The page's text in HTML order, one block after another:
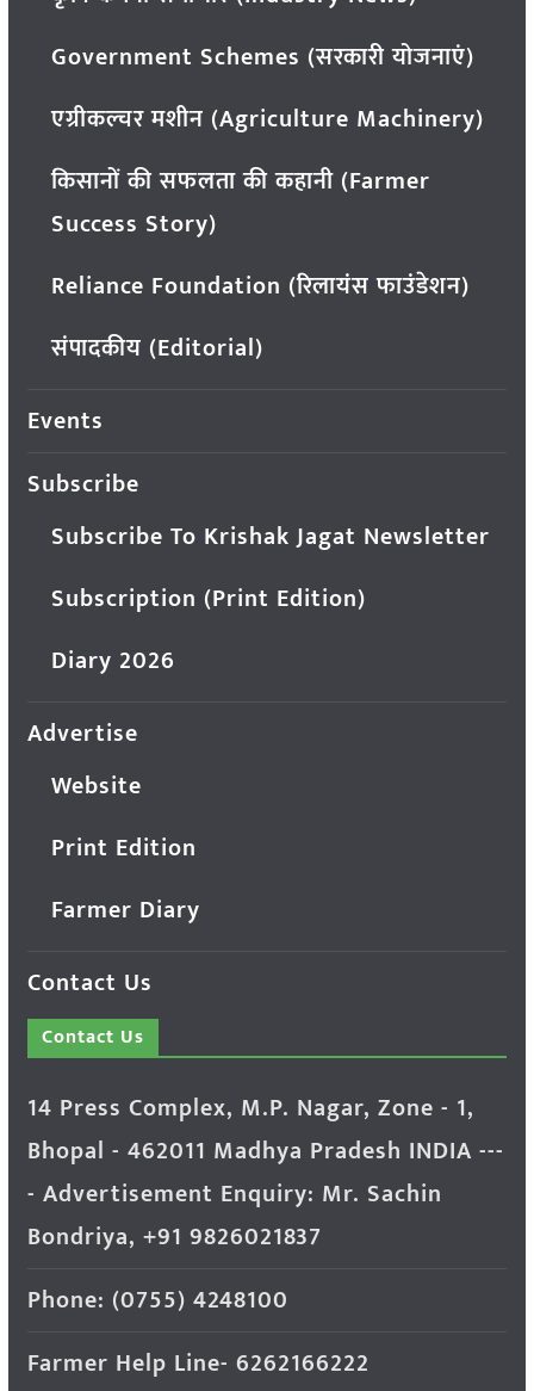
Government Schemes (सरकारी योजनाएं)
एग्रीकल्चर मशीन (Agriculture Machinery)
किसानों की सफलता की कहानी (Farmer
Success Story)
Reliance Foundation (रिलायंस फाउंडेशन)
संपादकीय (Editorial)
Events
Subscribe
Subscribe To Krishak Jagat Newsletter
Subscription (Print Edition)
Diary 2026
Advertise
Website
Print Edition
Farmer Diary
Contact Us
Contact Us
14 Press Complex, M.P. Nagar, Zone - 1,
Bhopal - 462011 Madhya Pradesh INDIA ---
- Advertisement Enquiry: Mr. Sachin
Bondriya, +91 9826021837
Phone: (0755) 4248100
Farmer Help Line- 6262166222